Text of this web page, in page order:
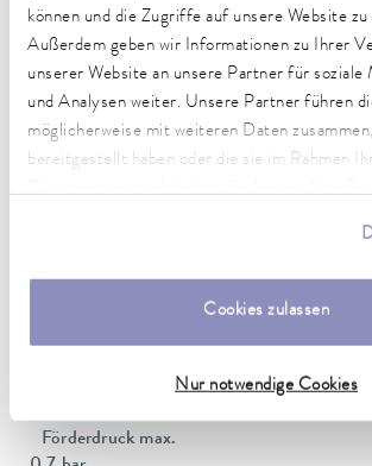
können und die Zugriffe auf unsere Website zu
Außerdem geben wir Informationen zu Ihrer
unserer Website an unsere Partner für soziale
und Analysen weiter. Unsere Partner führen
möglicherweise mit weiteren Daten
bereitgestellt haben oder die sie im Rahmen
Cookies zulassen
Nur notwendige Cookies
Leistungsaufnahme max.
3,8 kW
Leistungsaufnahme
16 A
Badöffnung (BxT)
Förderdruck max.